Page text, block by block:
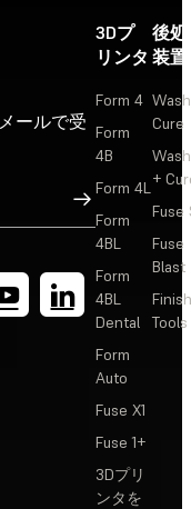
ールで受
サインアップ
3Dプ
リンタ
Form 4
Form
4B
Form 4L
Form
4BL
Form
4BL
Dental
Form
Auto
Fuse X1
Fuse 1+
3Dプリ
ンタを
後
装置
Cure
+
Fuse
Fuse
Blast
Tools